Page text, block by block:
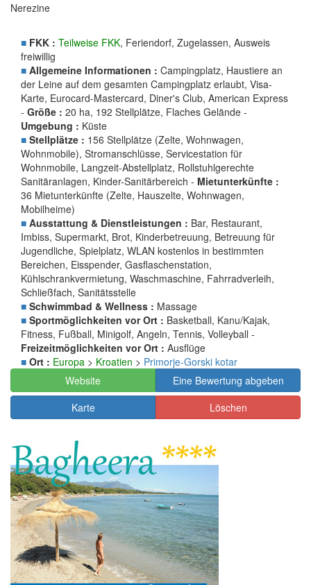
Nerezine
■ FKK : Teilweise FKK, Feriendorf, Zugelassen, Ausweis
freiwillig
■ Allgemeine Informationen : Campingplatz, Haustiere an
der Leine auf dem gesamten Campingplatz erlaubt, Visa-
Karte, Eurocard-Mastercard, Diner's Club, American Express
- Größe : 20 ha, 192 Stellplätze, Flaches Gelände -
Umgebung : Küste
■ Stellplätze : 156 Stellplätze (Zelte, Wohnwagen,
Wohnmobile), Stromanschlüsse, Servicestation für
Wohnmobile, Langzeit-Abstellplatz, Rollstuhlgerechte
Sanitäranlagen, Kinder-Sanitärbereich - Mietunterkünfte :
36 Mietunterkünfte (Zelte, Hauszelte, Wohnwagen,
Mobilheime)
■ Ausstattung & Dienstleistungen : Bar, Restaurant,
Imbiss, Supermarkt, Brot, Kinderbetreuung, Betreuung für
Jugendliche, Spielplatz, WLAN kostenlos in bestimmten
Bereichen, Eisspender, Gasflaschenstation,
Kühlschrankvermietung, Waschmaschine, Fahrradverleih,
Schließfach, Sanitätsstelle
■ Schwimmbad & Wellness : Massage
■ Sportmöglichkeiten vor Ort : Basketball, Kanu/Kajak,
Fitness, Fußball, Minigolf, Angeln, Tennis, Volleyball -
Freizeitmöglichkeiten vor Ort : Ausflüge
■ Ort : Europa > Kroatien > Primorje-Gorski kotar
Website
Eine Bewertung abgeben
Karte
Löschen